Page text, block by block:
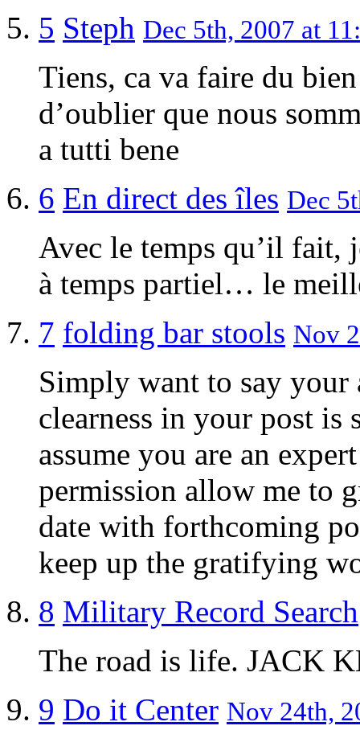
5 Steph Dec 5th, 2007 at
Tiens, ca va faire du
d’oublier que nous
a tutti bene
6 En direct des îles Dec
Avec le temps qu’il fait,
à temps partiel… le
7 folding bar stools Nov
Simply want to say your
clearness in your post is
assume you are an
permission allow me to
date with forthcoming
keep up the gratifying
8 Military Record Search
The road is life. JACK
9 Do it Center Nov 24th,